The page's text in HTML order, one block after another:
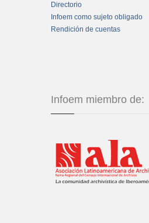
Directorio
Infoem como sujeto obligado
Rendición de cuentas
Infoem miembro de: